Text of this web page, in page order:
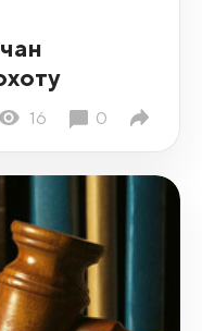
16 0